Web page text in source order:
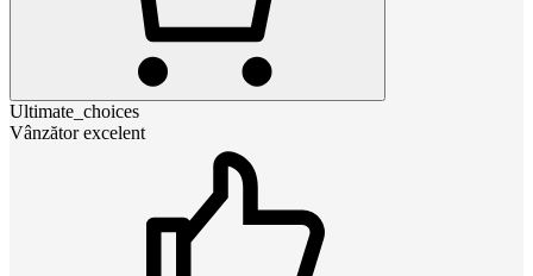
Ultimate_choices
Vânzător excelent